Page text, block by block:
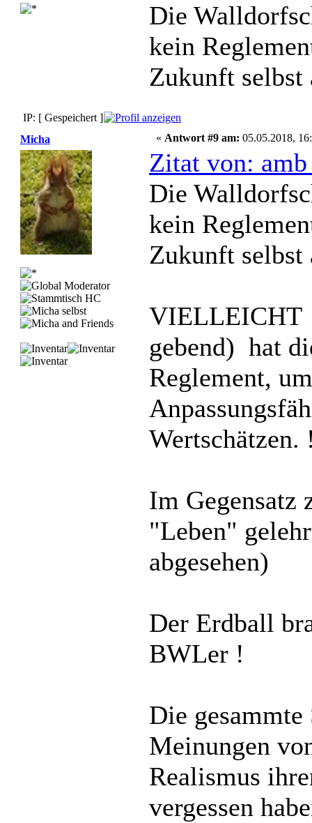
Die
kein
Zukunft selbst
IP: [ Gespeichert ]
Micha
« Antwort #9 am: 05.05.2018,
Zitat von:
Die
kein
Zukunft selbst
VIELLEICHT
gebend) hat
Reglement,
Wertschätzen.
Im
"Leben"
abgesehen)
Der Erdball
BWLer !
Die
Meinungen
Realismus
vergessen